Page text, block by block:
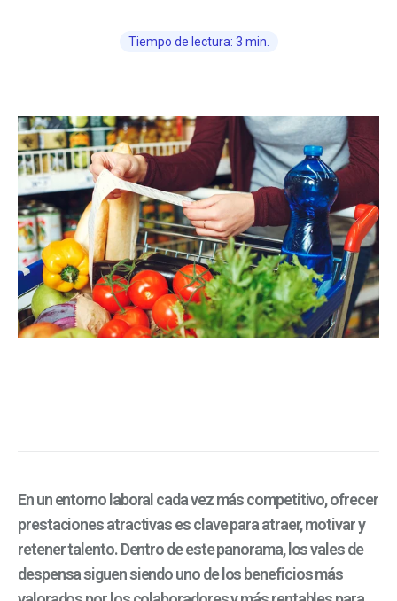
Tiempo de lectura: 3 min.
En un entorno laboral cada vez más competitivo, ofrecer
prestaciones atractivas es clave para atraer, motivar y
retener talento. Dentro de este panorama, los vales de
despensa siguen siendo uno de los beneficios más